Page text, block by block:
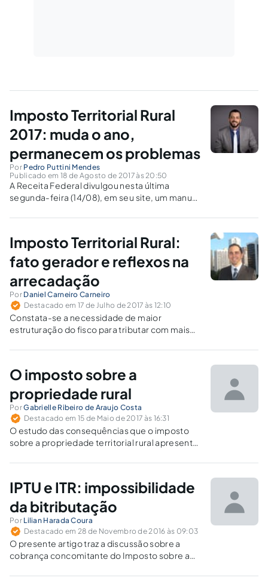
Imposto Territorial Rural
2017: muda o ano,
permanecem os problemas
Por Pedro Puttini Mendes
Publicado em 18 de Agosto de 2017 às 20:50
A Receita Federal divulgou nesta última
segunda-feira (14/08), em seu site, um manual
e também declarou o início o prazo para
para 29/09.
Imposto Territorial Rural:
fato gerador e reflexos na
arrecadação
Por Daniel Carneiro Carneiro
Destacado em 17 de Julho de 2017 às 12:10
Constata-se a necessidade de maior
estruturação do fisco para tributar com mais
homologação pelo contribuinte.
O imposto sobre a
propriedade rural
PorGabrielle Ribeiro de Araujo Costa
Destacado em 15 de Maio de 2017 às 16:31
O estudo das consequências que o imposto
sobre a propriedade territorial rural apresenta
social pela terra.
IPTU e ITR: impossibilidade
da bitributação
Por Lilian Harada Coura
Destacado em 28 de Novembro de 2016 às 09:03
O presente artigo traz a discussão sobre a
cobrança concomitante do Imposto sobre a
Imposto sobre a Propriedade Territorial Rural